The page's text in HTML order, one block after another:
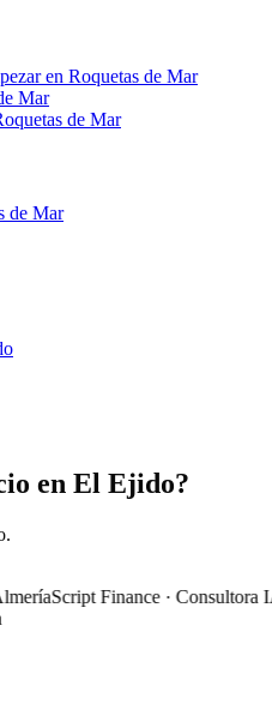
en Roquetas de Mar
Mar
de Mar
de Mar
en El Ejido?
Script Finance · Consultora IA